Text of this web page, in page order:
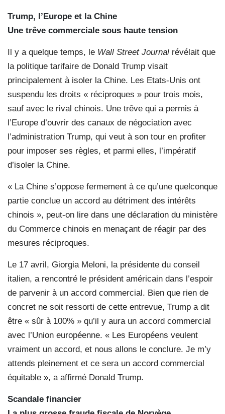
Trump, l’Europe et la Chine
Une trêve commerciale sous haute tension
Il y a quelque temps, le Wall Street Journal révélait que
la politique tarifaire de Donald Trump visait
principalement à isoler la Chine. Les Etats-Unis ont
suspendu les droits « réciproques » pour trois mois,
sauf avec le rival chinois. Une trêve qui a permis à
l’Europe d’ouvrir des canaux de négociation avec
l’administration Trump, qui veut à son tour en profiter
pour imposer ses règles, et parmi elles, l’impératif
d’isoler la Chine.
« La Chine s’oppose fermement à ce qu’une quelconque
partie conclue un accord au détriment des intérêts
chinois », peut-on lire dans une déclaration du ministère
du Commerce chinois en menaçant de réagir par des
mesures réciproques.
Le 17 avril, Giorgia Meloni, la présidente du conseil
italien, a rencontré le président américain dans l’espoir
de parvenir à un accord commercial. Bien que rien de
concret ne soit ressorti de cette entrevue, Trump a dit
être « sûr à 100% » qu’il y aura un accord commercial
avec l’Union européenne. « Les Européens veulent
vraiment un accord, et nous allons le conclure. Je m’y
attends pleinement et ce sera un accord commercial
équitable », a affirmé Donald Trump.
Scandale financier